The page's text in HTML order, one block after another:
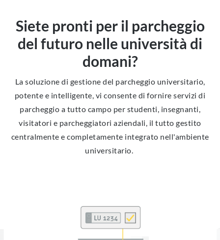
Siete pronti per il parcheggio
del futuro nelle università di
domani?
La soluzione di gestione del parcheggio universitario,
potente e intelligente, vi consente di fornire servizi di
parcheggio a tutto campo per studenti, insegnanti,
visitatori e parcheggiatori aziendali, il tutto gestito
centralmente e completamente integrato nell'ambiente
universitario.